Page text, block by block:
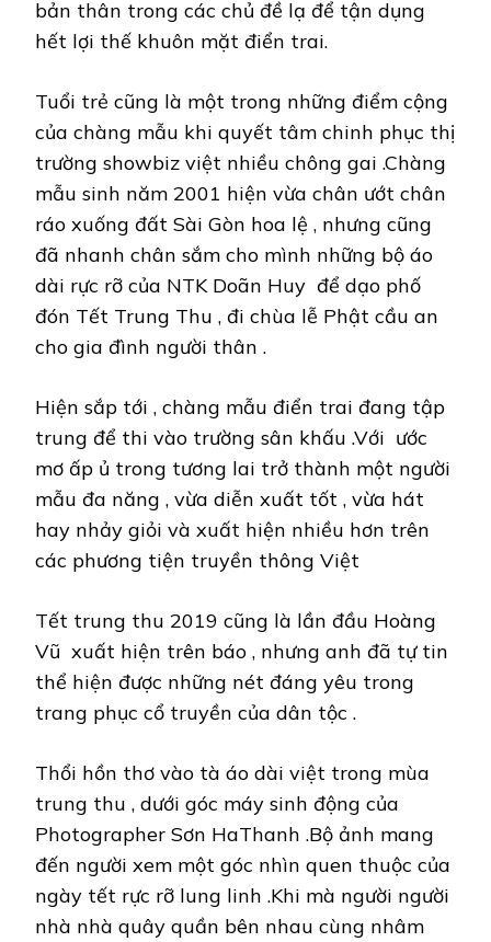
bản thân trong các chủ đề lạ để tận dụng
hết lợi thế khuôn mặt điển trai.
Tuổi trẻ cũng là một trong những điểm cộng
của chàng mẫu khi quyết tâm chinh phục thị
trường showbiz việt nhiều chông gai .Chàng
mẫu sinh năm 2001 hiện vừa chân ướt chân
ráo xuống đất Sài Gòn hoa lệ , nhưng cũng
đã nhanh chân sắm cho mình những bộ áo
dài rực rỡ của NTK Doãn Huy để dạo phố
đón Tết Trung Thu , đi chùa lễ Phật cầu an
cho gia đình người thân .
Hiện sắp tới , chàng mẫu điển trai đang tập
trung để thi vào trường sân khấu .Với ước
mơ ấp ủ trong tương lai trở thành một người
mẫu đa năng , vừa diễn xuất tốt , vừa hát
hay nhảy giỏi và xuất hiện nhiều hơn trên
các phương tiện truyền thông Việt
Tết trung thu 2019 cũng là lần đầu Hoàng
Vũ xuất hiện trên báo , nhưng anh đã tự tin
thể hiện được những nét đáng yêu trong
trang phục cổ truyền của dân tộc .
Thổi hồn thơ vào tà áo dài việt trong mùa
trung thu , dưới góc máy sinh động của
Photographer Sơn HaThanh .Bộ ảnh mang
đến người xem một góc nhìn quen thuộc của
ngày tết rực rỡ lung linh .Khi mà người người
nhà nhà quây quần bên nhau cùng nhâm